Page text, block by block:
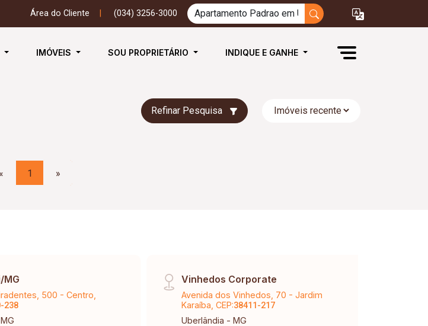
Área do Cliente (034) 3256-3000
IMÓVEIS SOU PROPRIETÁRIO INDIQUE E GANHE
Refinar Pesquisa
« 1 »
500 - Centro,
238
Vinhedos Corporate
Avenida dos Vinhedos, 70 - Jardim
Karaíba, CEP:38411-217
Uberlândia - MG